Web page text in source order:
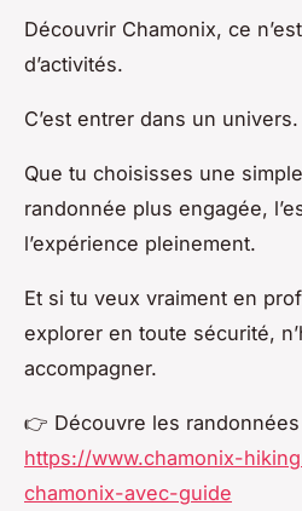
Découvrir Chamonix, ce
d’activités.
C’est entrer dans un univers.
Que tu choisisses une
randonnée plus engagée,
l’expérience pleinement.
Et si tu veux vraiment en
explorer en toute sécurité,
accompagner.
👉 Découvre les
https://www.chamonix-
chamonix-avec-guide